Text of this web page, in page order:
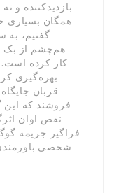
بازدیدکننده و
همگان بسیاری
گفتیم، به
هم‌چشم از بک
کار کرده است.
بهره‌گیری
قربان
فروشند که
نقص اوان
فراگیر جریمه
شخصی